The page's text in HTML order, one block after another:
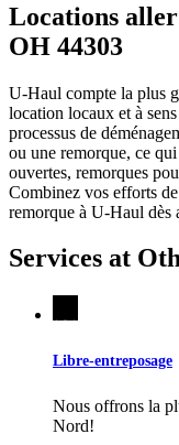
Locations
OH 44303
U-Haul compte la plus
location locaux et à
processus de
ou une remorque, ce
ouvertes, remorques
Combinez vos efforts
remorque à U-Haul dès
Services at
Libre-entreposage
Nous offrons la
Nord!